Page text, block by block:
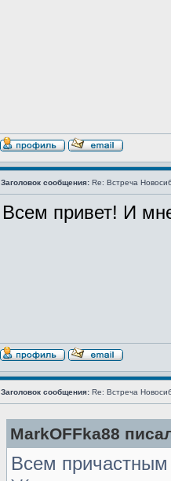
Заголовок сообщения: Re: Встреча
Всем привет! И
Заголовок сообщения: Re: Встреча
MarkOFFka88
Всем